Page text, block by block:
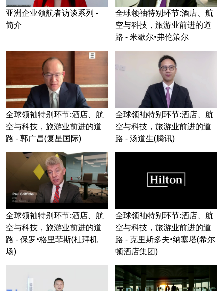
亚洲企业领航者访谈系列 -
简介
全球领袖特别环节:酒店、航
空与科技，旅游业前进的道
路 - 米歇尔•弗伦策尔
全球领袖特别环节:酒店、航
空与科技，旅游业前进的道
路 - 郭广昌(复星国际)
全球领袖特别环节:酒店、航
空与科技，旅游业前进的道
路 - 汤道生(腾讯)
全球领袖特别环节:酒店、航
空与科技，旅游业前进的道
路 - 保罗•格里菲斯(杜拜机
场)
全球领袖特别环节:酒店、航
空与科技，旅游业前进的道
路 - 克里斯多夫•纳塞塔(希尔
顿酒店集团)